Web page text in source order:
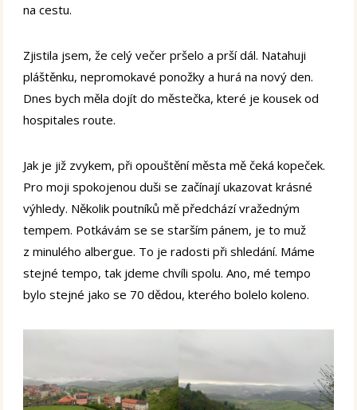
na cestu.
Zjistila jsem, že celý večer pršelo a prší dál. Natahuji
pláštěnku, nepromokavé ponožky a hurá na nový den.
Dnes bych měla dojít do městečka, které je kousek od
hospitales route.
Jak je již zvykem, při opouštění města mě čeká kopeček.
Pro moji spokojenou duši se začínají ukazovat krásné
výhledy. Několik poutníků mě předchází vražedným
tempem. Potkávám se se starším pánem, je to muž
z minulého albergue. To je radosti při shledání. Máme
stejné tempo, tak jdeme chvíli spolu. Ano, mé tempo
bylo stejné jako se 70 dědou, kterého bolelo koleno.